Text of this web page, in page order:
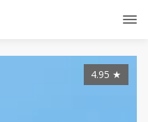
4.95 ★